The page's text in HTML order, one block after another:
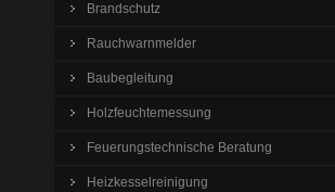
Brandschutz
Rauchwarnmelder
Baubegleitung
Holzfeuchtemessung
Feuerungstechnische Beratung
Heizkesselreinigung